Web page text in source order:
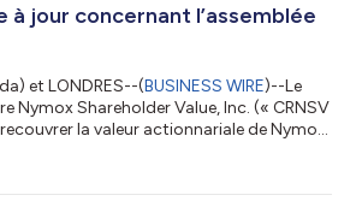
à jour concernant l’assemblée
et LONDRES--(BUSINESS WIRE)--Le
Nymox Shareholder Value, Inc. (« CRNSV
la valeur actionnariale de Nymox
concernant l’assemblée